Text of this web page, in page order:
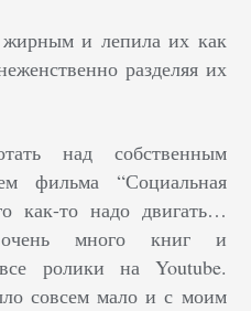
жирным и лепила их как
разделяя их
над собственным
фильма “Социальная
как-то надо двигать…
много книг и
ролики на Youtube.
совсем мало и с моим